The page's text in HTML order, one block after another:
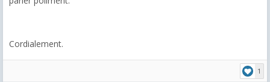
Cordialement.
1